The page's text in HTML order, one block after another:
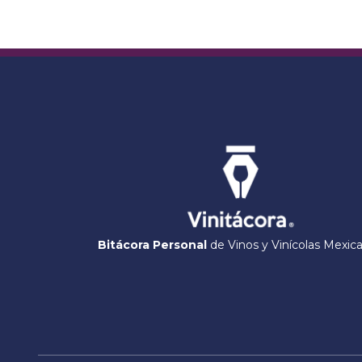
Bitácora Personal de Vinos y Vinícolas